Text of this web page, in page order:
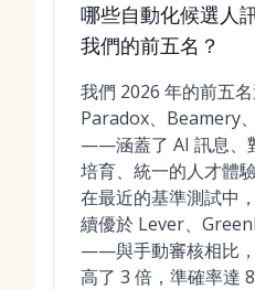
哪些自動化候選人
我們的前五名？
我們 2026 年的前五
Paradox、Beamery
——涵蓋了 AI 訊息、
培育、統一的人才體
在最近的基準測試中
續優於 Lever、
——與手動審核相比
高了 3 倍，準確率達